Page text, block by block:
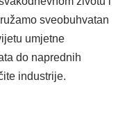
sveobuhvatan
umjetne
do naprednih
industrije.